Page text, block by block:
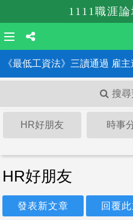
1111職涯
搜
HR好朋友 時事
HR好朋友
發表新文章
回覆